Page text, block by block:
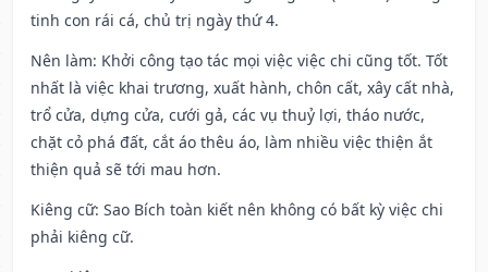
tinh con rái cá, chủ trị ngày thứ 4.
Nên làm: Khởi công tạo tác mọi việc việc chi cũng tốt. Tốt
nhất là việc khai trương, xuất hành, chôn cất, xây cất nhà,
trổ cửa, dựng cửa, cưới gả, các vụ thuỷ lợi, tháo nước,
chặt cỏ phá đất, cắt áo thêu áo, làm nhiều việc thiện ắt
thiện quả sẽ tới mau hơn.
Kiêng cữ: Sao Bích toàn kiết nên không có bất kỳ việc chi
phải kiêng cữ.